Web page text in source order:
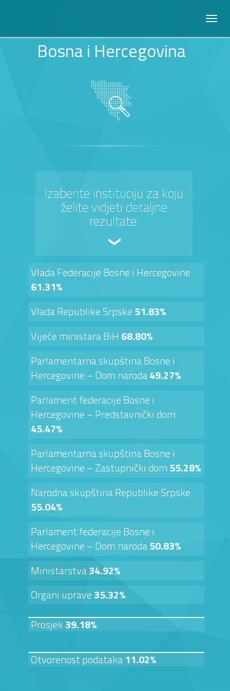
Bosna i Hercegovina
Izaberite instituciju za koju
želite vidjeti detaljne
rezultate:
Vlada Federacije Bosne i Hercegovine
61.31%
Vlada Republike Srpske51.83%
Vijeće ministara BiH 68.80%
Parlamentarna skupština Bosne i
Hercegovine – Dom naroda49.27%
Parlament federacije Bosne i
Hercegovine – Predstavnički dom
45.47%
Parlamentarna skupština Bosne i
Hercegovine – Zastupnički dom55.28%
Narodna skupština Republike Srpske
55.04%
Parlament federacije Bosne i
Hercegovine – Dom naroda50.83%
Ministarstva34.92%
Organi uprave35.32%
Prosjek39.18%
Otvorenost podataka11.02%